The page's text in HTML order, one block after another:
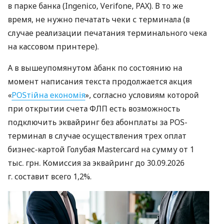
в парке банка (Ingenico, Verifone, PAX). В то же
время, не нужно печатать чеки с терминала (в
случае реализации печатания терминального чека
на кассовом принтере).
А в вышеупомянутом àбанк по состоянию на
момент написания текста продолжается акция
«POSтійна економія», согласно условиям которой
при открытии счета ФЛП есть возможность
подключить эквайринг без абонплаты за POS-
терминал в случае осуществления трех оплат
бизнес-картой Голубая Mastercard на сумму от 1
тыс. грн. Комиссия за эквайринг до 30.09.2026
г. составит всего 1,2%.